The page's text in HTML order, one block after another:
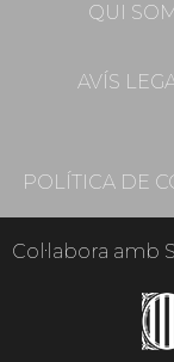
QUI SOM
AVÍS
POLÍTICA DE
Col·labora amb